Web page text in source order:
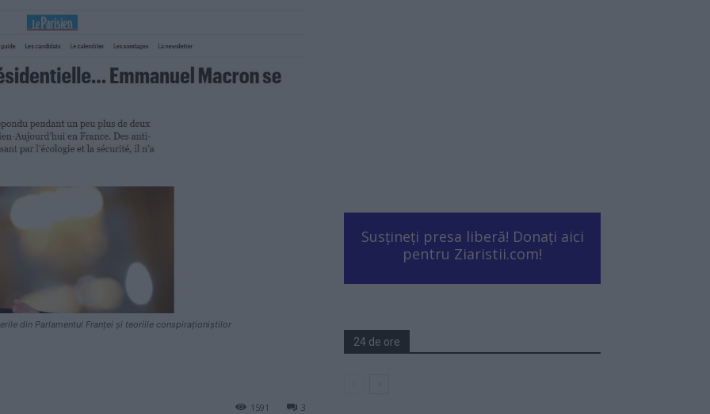
din Parlamentul Franței și teoriile conspiraționiștilor
3
1591
Susțineți presa liberă! Donați aici
pentru Ziaristii.com!
24 de ore